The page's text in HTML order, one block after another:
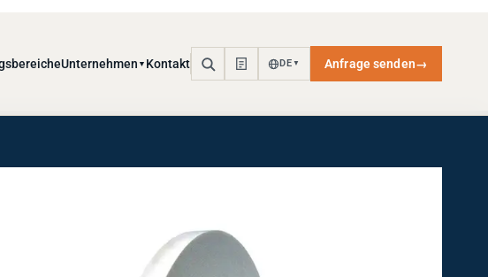
Kontakt DE